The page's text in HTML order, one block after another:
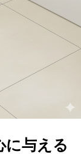
に与える